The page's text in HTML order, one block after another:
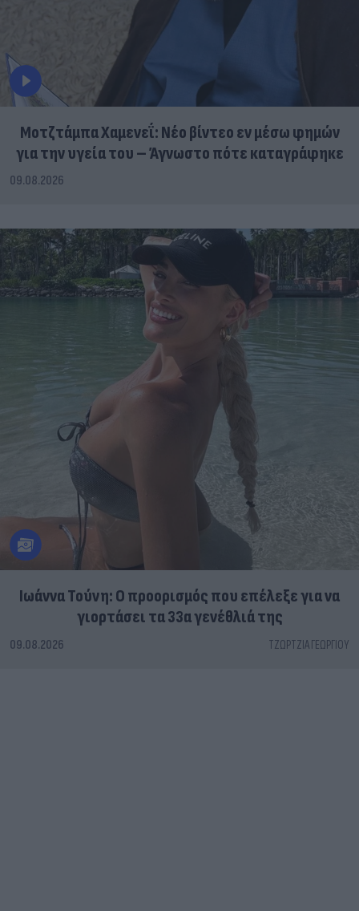
Μοτζτάμπα Χαμενεΐ: Νέο βίντεο εν μέσω φημών
για την υγεία του – Άγνωστο πότε καταγράφηκε
09.08.2026
Ιωάννα Τούνη: Ο προορισμός που επέλεξε για να
γιορτάσει τα 33α γενέθλιά της
09.08.2026 ΤΖΏΡΤΖΙΑ ΓΕΩΡΓΊΟΥ